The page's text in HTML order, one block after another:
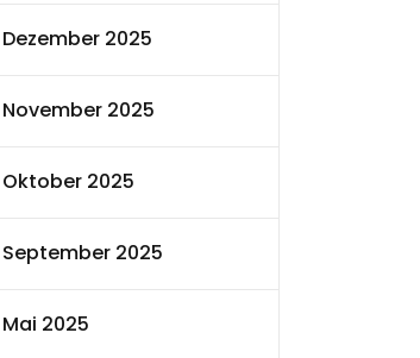
Dezember 2025
November 2025
Oktober 2025
September 2025
Mai 2025